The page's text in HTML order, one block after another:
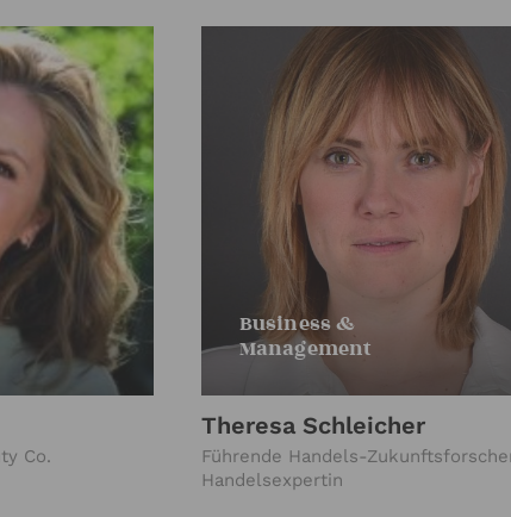
Co.
Business &
Management
Theresa Schleicher
Führende Handels-
Handelsexpertin